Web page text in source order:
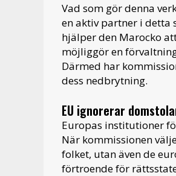
Vad som gör denna
en aktiv partner i detta
hjälper den Marocko
möjliggör en
Därmed har
dess nedbrytning.
EU ignorerar
Europas institutioner
När kommissionen
folket, utan även de
förtroende för